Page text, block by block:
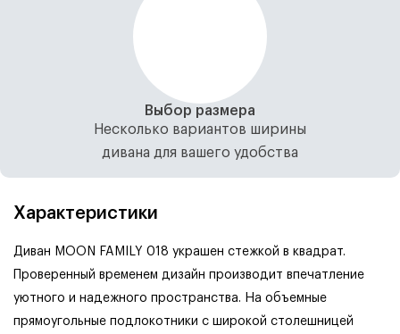
Выбор размера
Несколько вариантов ширины
дивана для вашего удобства
Характеристики
Диван MOON FAMILY 018 украшен стежкой в квадрат.
Проверенный временем дизайн производит впечатление
уютного и надежного пространства. На объемные
прямоугольные подлокотники с широкой столешницей